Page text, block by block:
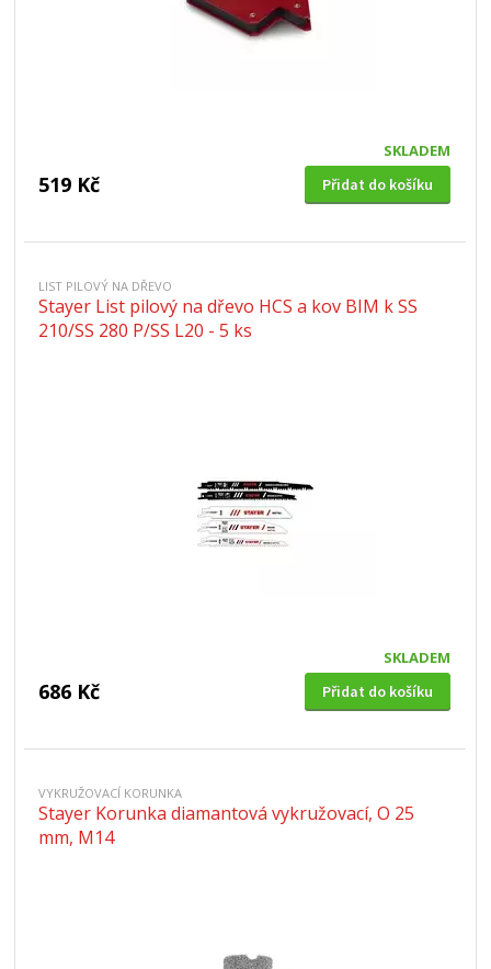
SKLADEM
519 Kč Přidat do košíku
LIST PILOVÝ NA DŘEVO
Stayer List pilový na dřevo HCS a kov BIM k SS
210/SS 280 P/SS L20 - 5 ks
SKLADEM
686 Kč Přidat do košíku
VYKRUŽOVACÍ KORUNKA
Stayer Korunka diamantová vykružovací, O 25
mm, M14